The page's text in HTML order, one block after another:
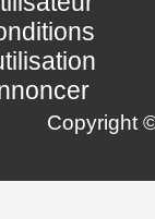
Copyright